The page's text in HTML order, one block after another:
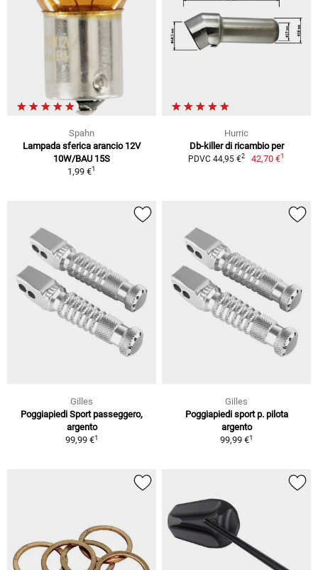
Spahn
Lampada sferica arancio 12V
10W/BAU 15S
1,99 €1
Hurric
Db-killer di ricambio per
PDVC 44,95 €2 42,70 €1
Gilles
Poggiapiedi Sport passeggero,
argento
99,99 €1
Gilles
Poggiapiedi sport p. pilota
argento
99,99 €1